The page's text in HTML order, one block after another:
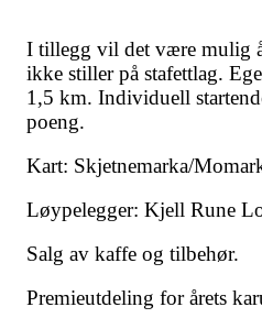
I tillegg vil det være mulig
ikke stiller på stafettlag.
1,5 km. Individuell
poeng.
Kart: Skjetnemarka/
Løypelegger: Kjell Rune
Salg av kaffe og tilbehør.
Premieutdeling for årets